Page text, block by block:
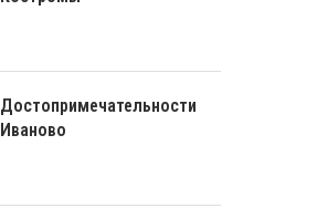
Достопримечательности
Иваново